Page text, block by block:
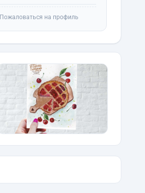
Пожаловаться на профиль